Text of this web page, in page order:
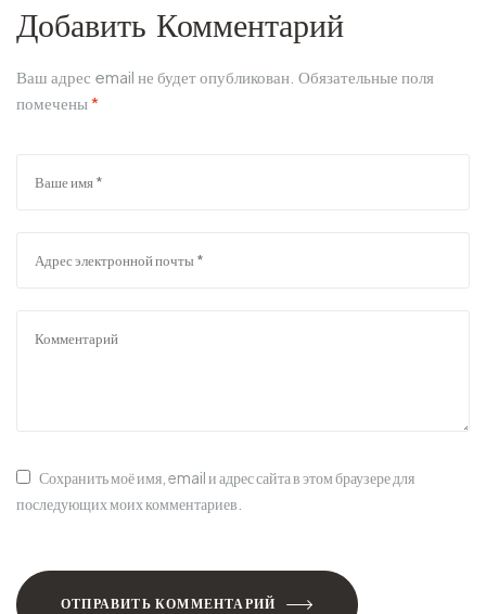
Добавить Комментарий
Ваш адрес email не будет опубликован. Обязательные поля
помечены*
Сохранить моё имя, email и адрес сайта в этом браузере для
последующих моих комментариев.
ОТПРАВИТЬ КОММЕНТАРИЙ